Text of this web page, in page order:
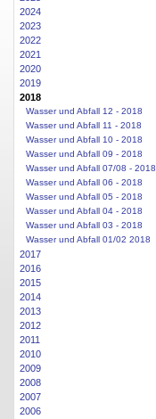
2024
2023
2022
2021
2020
2019
2018
Wasser und Abfall 12 - 2018
Wasser und Abfall 11 - 2018
Wasser und Abfall 10 - 2018
Wasser und Abfall 09 - 2018
Wasser und Abfall 07/08 - 2018
Wasser und Abfall 06 - 2018
Wasser und Abfall 05 - 2018
Wasser und Abfall 04 - 2018
Wasser und Abfall 03 - 2018
Wasser und Abfall 01/02 2018
2017
2016
2015
2014
2013
2012
2011
2010
2009
2008
2007
2006